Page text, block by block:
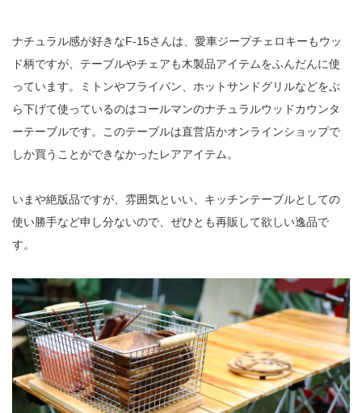
ナチュラル感が好きなF-15さんは、愛車ジープチェロキーもウッ
ド柄ですが、テーブルやチェアも木製品アイテムをふんだんに使
っています。ミトンやフライパン、ホットサンドグリルなどをぶ
ら下げて使っているのはコールマンのナチュラルウッドカウンタ
ーテーブルです。このテーブルは直営店かオンラインショップで
しか買うことができなかったレアアイテム。
いまや絶版品ですが、雰囲気といい、キッチンテーブルとしての
使い勝手など申し分ないので、ぜひとも再販して欲しい逸品で
す。